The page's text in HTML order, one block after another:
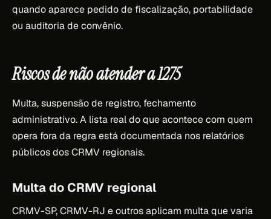
quando aparece pedido de fiscalização, portabilidade
ou auditoria de convênio.
Riscos de não atender a 1275
Multa, suspensão de registro, fechamento
administrativo. A lista real do que acontece com quem
opera fora da regra está documentada nos relatórios
públicos dos CRMV regionais.
Multa do CRMV regional
CRMV-SP, CRMV-RJ e outros aplicam multa que varia